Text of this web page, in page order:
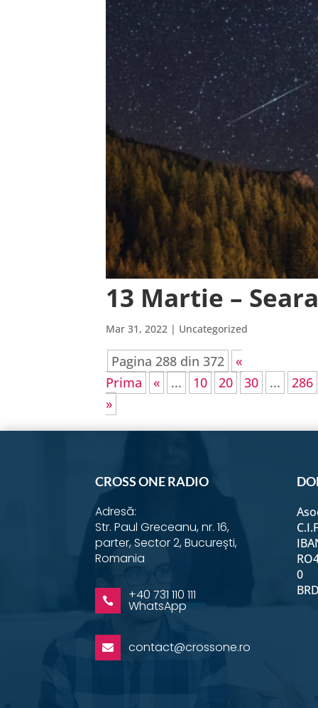
13 Martie –
Mar 31, 2022 | Uncategorized
Pagina 288 din 372
«
Prima
« ... 10 20 30 ...
286
»
CROSS ONE RADIO
Adresă:
Str. Paul Greceanu, nr. 16,
parter, Sector 2, București,
Romania
 +40 731 110 111
WhatsApp
 contact@crossone.ro
0